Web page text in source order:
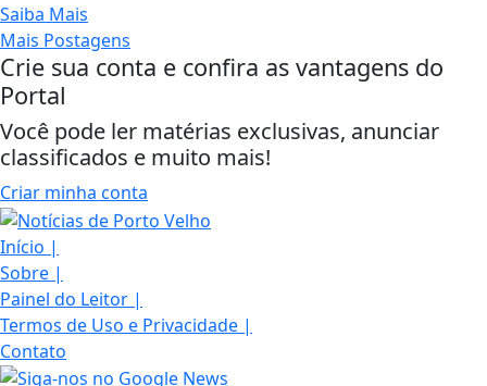
Saiba Mais
Mais Postagens
Crie sua conta e confira as vantagens do
Portal
Você pode ler matérias exclusivas, anunciar
classificados e muito mais!
Criar minha conta
Início |
Sobre |
Painel do Leitor |
Termos de Uso e Privacidade |
Contato